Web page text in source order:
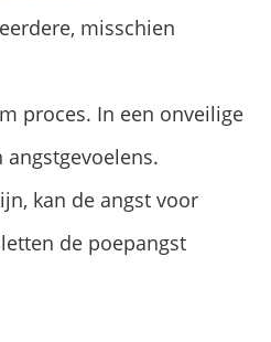
misschien
proces. In een onveilige
kan de angst voor
de poepangst